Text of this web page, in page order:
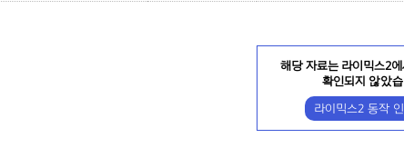
해당 자료는 라이믹스2
확인되지 않았
라이믹스2 동작 인